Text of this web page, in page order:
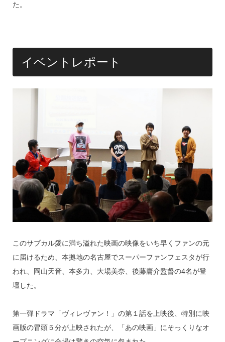
た。
イベントレポート
このサブカル愛に満ち溢れた映画の映像をいち早くファンの元
に届けるため、本拠地の名古屋でスーパーファンフェスタが行
われ、岡山天音、本多力、大場美奈、後藤庸介監督の4名が登
壇した。
第一弾ドラマ「ヴィレヴァン！」の第１話を上映後、特別に映
画版の冒頭５分が上映されたが、「あの映画」にそっくりなオ